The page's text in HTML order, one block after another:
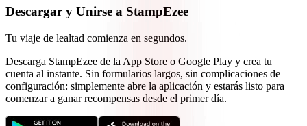
Descargar y Unirse a StampEzee
Tu viaje de lealtad comienza en segundos.
Descarga StampEzee de la App Store o Google Play y crea tu
cuenta al instante. Sin formularios largos, sin complicaciones de
configuración: simplemente abre la aplicación y estarás listo para
comenzar a ganar recompensas desde el primer día.